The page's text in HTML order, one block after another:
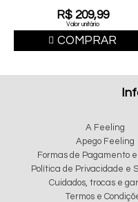
R$ 209,99
Valor unitário
COMPRAR
A Feeling
Apego Feeling
Formas de Pagamento
Política de Privacidade e
Cuidados, trocas e
Termos e